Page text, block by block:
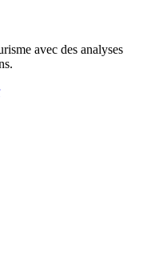
avec des analyses